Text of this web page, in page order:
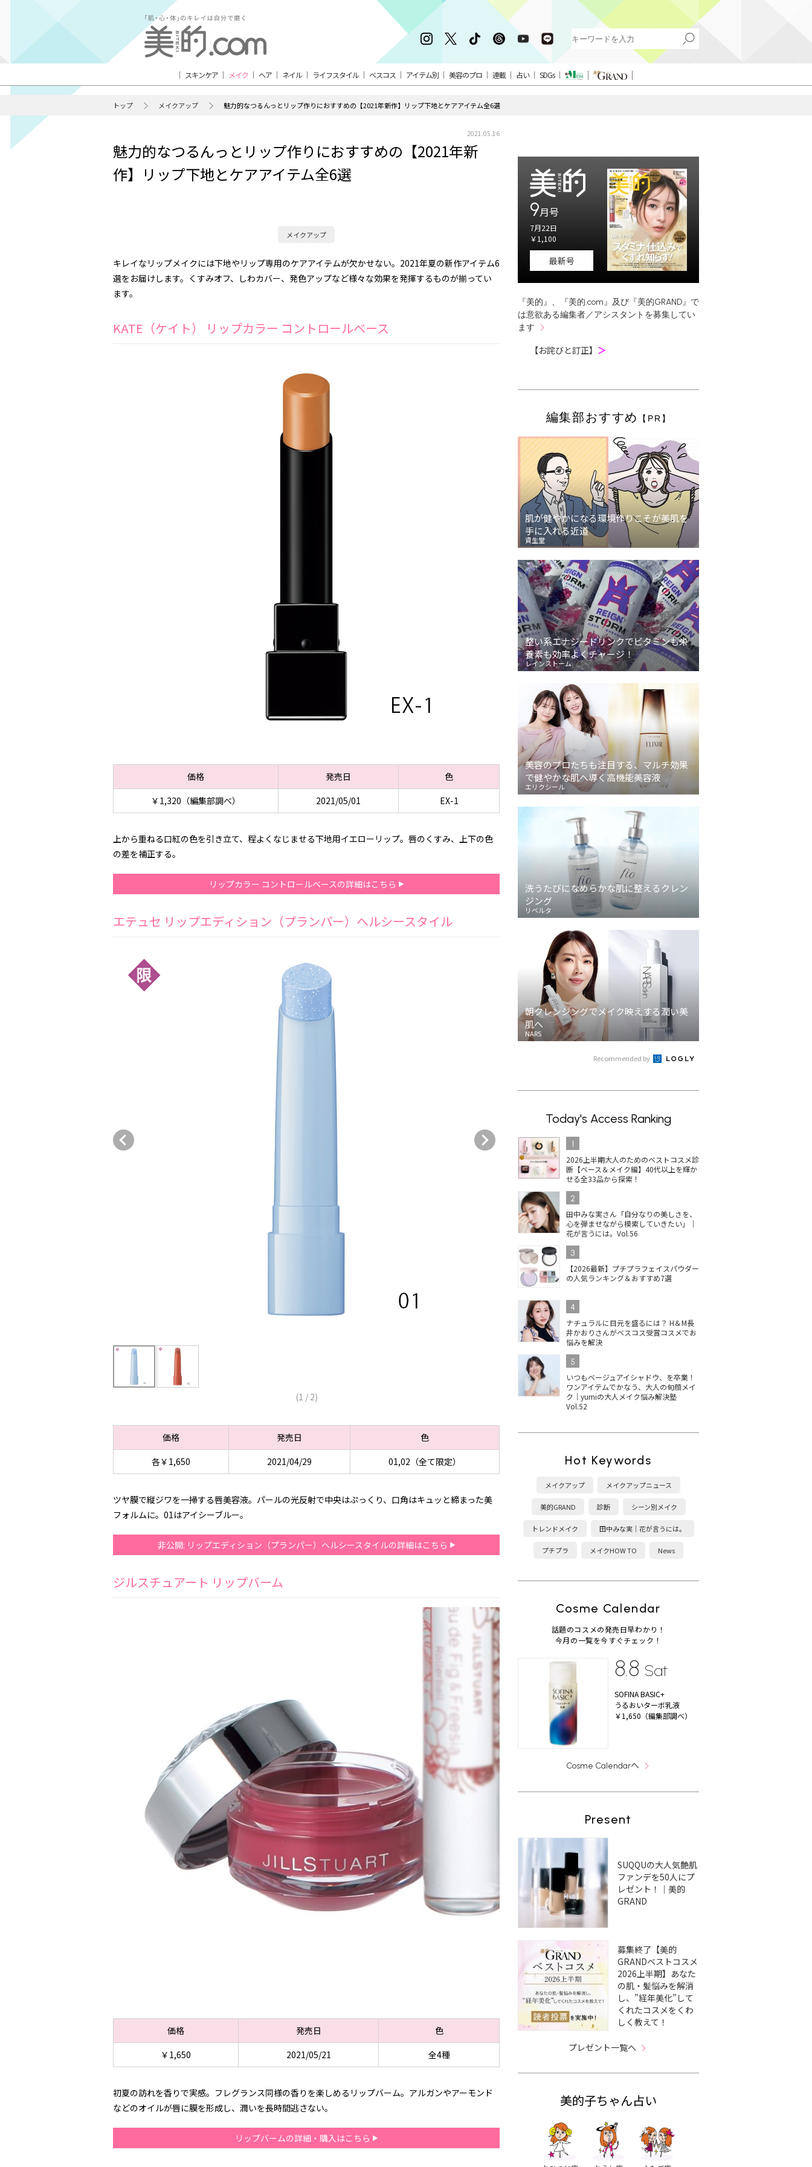
スキンケア メイク ヘア ネイル ライフスタイル ベスコス アイテム別 美容のプロ 連載 占い SDGs
トップ メイクアップ 魅力的なつるんっとリップ作りにおすすめの【2021年新作】リップ下地とケアアイテム全6選
2021.05.16
魅力的なつるんっとリップ作りにおすすめの【2021年新
作】リップ下地とケアアイテム全6選
メイクアップ
キレイなリップメイクには下地やリップ専用のケアアイテムが欠かせない。2021年夏の新作アイテム6
選をお届けします。くすみオフ、しわカバー、発色アップなど様々な効果を発揮するものが揃ってい
ます。
KATE（ケイト） リップカラー コントロールベース
価格 発売日
色
￥1,320（編集部調べ）
2021/05/01 EX-1
上から重ねる口紅の色を引き立て、程よくなじませる下地用イエローリップ。唇のくすみ、上下の色
の差を補正する。
リップカラー コントロールベースの詳細はこちら
エテュセ リップエディション（プランパー）ヘルシースタイル
(1 / 2)
価格 発売日
色
各￥1,650
2021/04/29 01,02（全て限定）
ツヤ膜で縦ジワを一掃する唇美容液。パールの光反射で中央はぷっくり、口角はキュッと締まった美
フォルムに。01はアイシーブルー。
非公開: リップエディション（プランパー）ヘルシースタイルの詳細はこちら
ジルスチュアート リップバーム
価格 発売日
色
￥1,650
2021/05/21 全4種
初夏の訪れを香りで実感。フレグランス同様の香りを楽しめるリップバーム。アルガンやアーモンド
などのオイルが唇に膜を形成し、潤いを長時間逃さない。
リップバームの詳細・購入はこちら
9月号
7月22日
￥1,100
最新号
『美的』、『美的.com』及び『美的GRAND』で
は意欲ある編集者／アシスタントを募集してい
ます
【お詫びと訂正】 ＞
編集部おすすめ 【PR】
肌が健やかになる環境作りこそが美肌を
手に入れる近道
資生堂
整い系エナジードリンクでビタミンも栄
養素も効率よくチャージ！
レインストーム
美容のプロたちも注目する、マルチ効果
で健やかな肌へ導く高機能美容液
エリクシール
洗うたびになめらかな肌に整えるクレン
ジング
リベルタ
朝クレンジングでメイク映えする潤い美
肌へ
NARS
Recommended by
Today's Access Ranking
1
2026上半期大人のためのベストコスメ診
断【ベース＆メイク編】40代以上を輝か
せる全33品から探索！
2
田中みな実さん「自分なりの美しさを、
心を弾ませながら模索していきたい」｜
花が言うには。Vol.56
3
【2026最新】プチプラフェイスパウダー
の人気ランキング＆おすすめ7選
4
ナチュラルに目元を盛るには？ H＆M長
井かおりさんがベスコス受賞コスメでお
悩みを解決
5
いつもベージュアイシャドウ、を卒業！
ワンアイテムでかなう、大人の旬顔メイ
ク｜yumiの大人メイク悩み解決塾
Vol.52
Hot Keywords
メイクアップ メイクアップニュース
美的GRAND 診断 シーン別メイク
トレンドメイク 田中みな実｜花が言うには。
プチプラ メイクHOW TO News
Cosme Calendar
話題のコスメの発売日早わかり！
今月の一覧を今すぐチェック！
8.8 Sat
SOFINA BASIC+
うるおいターボ乳液
￥1,650（編集部調べ）
Cosme Calendarへ
Present
SUQQUの大人気艶肌
ファンデを50人にプ
レゼント！｜美的
GRAND
募集終了【美的
GRANDベストコスメ
2026上半期】あなた
の肌・髪悩みを解消
し、”経年美化”して
くれたコスメをくわ
しく教えて！
プレゼント一覧へ
美的子ちゃん占い